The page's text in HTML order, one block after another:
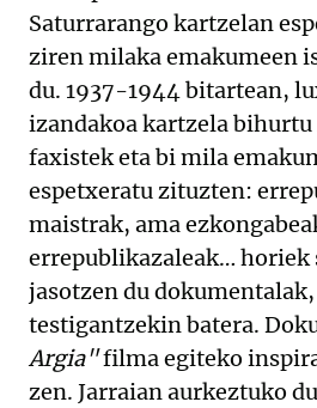
Saturrarango kartzelan
ziren milaka emakumeen
du. 1937-1944 bitartean,
izandakoa kartzela
faxistek eta bi mila
espetxeratu zituzten:
maistrak, ama
errepublikazaleak…
jasotzen du
testigantzekin batera.
Argia"filma egiteko
zen. Jarraian aurkeztuko